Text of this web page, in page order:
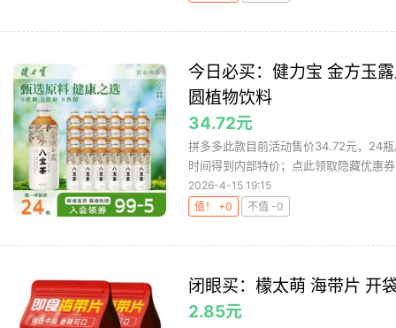
今日必买：健力宝 金方玉
圆植物饮料
34.72元
拼多多此款目前活动售价34.72元，24
时间得到内部特价；点此领取隐藏优惠
2026-4-15 19:15
值！ +0
不值 -0
闭眼买：檬太萌 海带片 开
2.85元